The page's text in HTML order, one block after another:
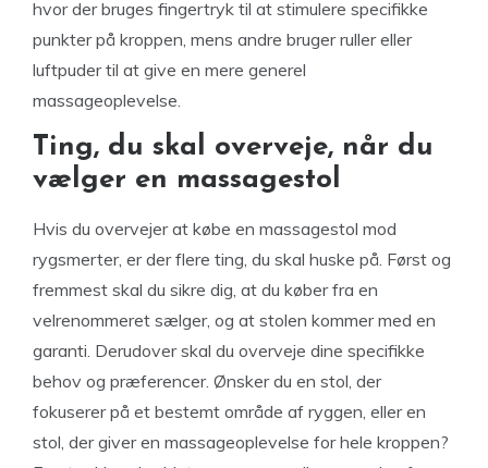
hvor der bruges fingertryk til at stimulere specifikke
punkter på kroppen, mens andre bruger ruller eller
luftpuder til at give en mere generel
massageoplevelse.
Ting, du skal overveje, når du
vælger en massagestol
Hvis du overvejer at købe en massagestol mod
rygsmerter, er der flere ting, du skal huske på. Først og
fremmest skal du sikre dig, at du køber fra en
velrenommeret sælger, og at stolen kommer med en
garanti. Derudover skal du overveje dine specifikke
behov og præferencer. Ønsker du en stol, der
fokuserer på et bestemt område af ryggen, eller en
stol, der giver en massageoplevelse for hele kroppen?